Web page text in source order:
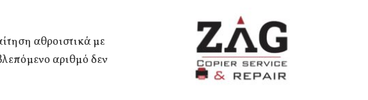
αθροιστικά με
αριθμό δεν